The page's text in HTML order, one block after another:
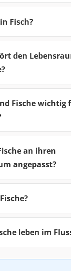
Fisch?
den
Fische wichtig
an ihren
angepasst?
leben im